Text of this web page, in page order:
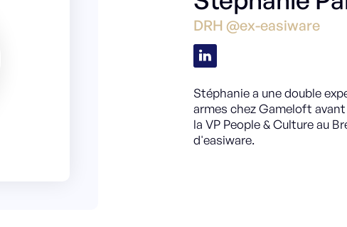
DRH @ex-easiware
Stéphanie a une double
armes chez Gameloft
la VP People & Culture au
d'easiware.